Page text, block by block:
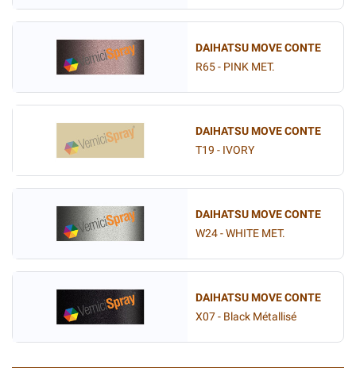
DAIHATSU MOVE CONTE
R65 - PINK MET.
DAIHATSU MOVE CONTE
T19 - IVORY
DAIHATSU MOVE CONTE
W24 - WHITE MET.
DAIHATSU MOVE CONTE
X07 - Black Métallisé